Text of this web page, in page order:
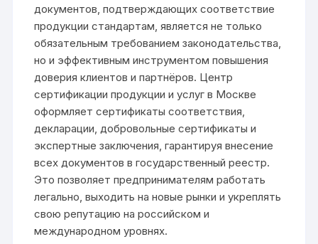
документов, подтверждающих соответствие
продукции стандартам, является не только
обязательным требованием законодательства,
но и эффективным инструментом повышения
доверия клиентов и партнёров. Центр
сертификации продукции и услуг в Москве
оформляет сертификаты соответствия,
декларации, добровольные сертификаты и
экспертные заключения, гарантируя внесение
всех документов в государственный реестр.
Это позволяет предпринимателям работать
легально, выходить на новые рынки и укреплять
свою репутацию на российском и
международном уровнях.